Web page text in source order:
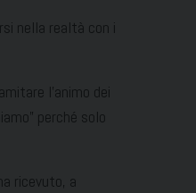
nella realtà con i
l’animo dei
perché solo
ricevuto, a